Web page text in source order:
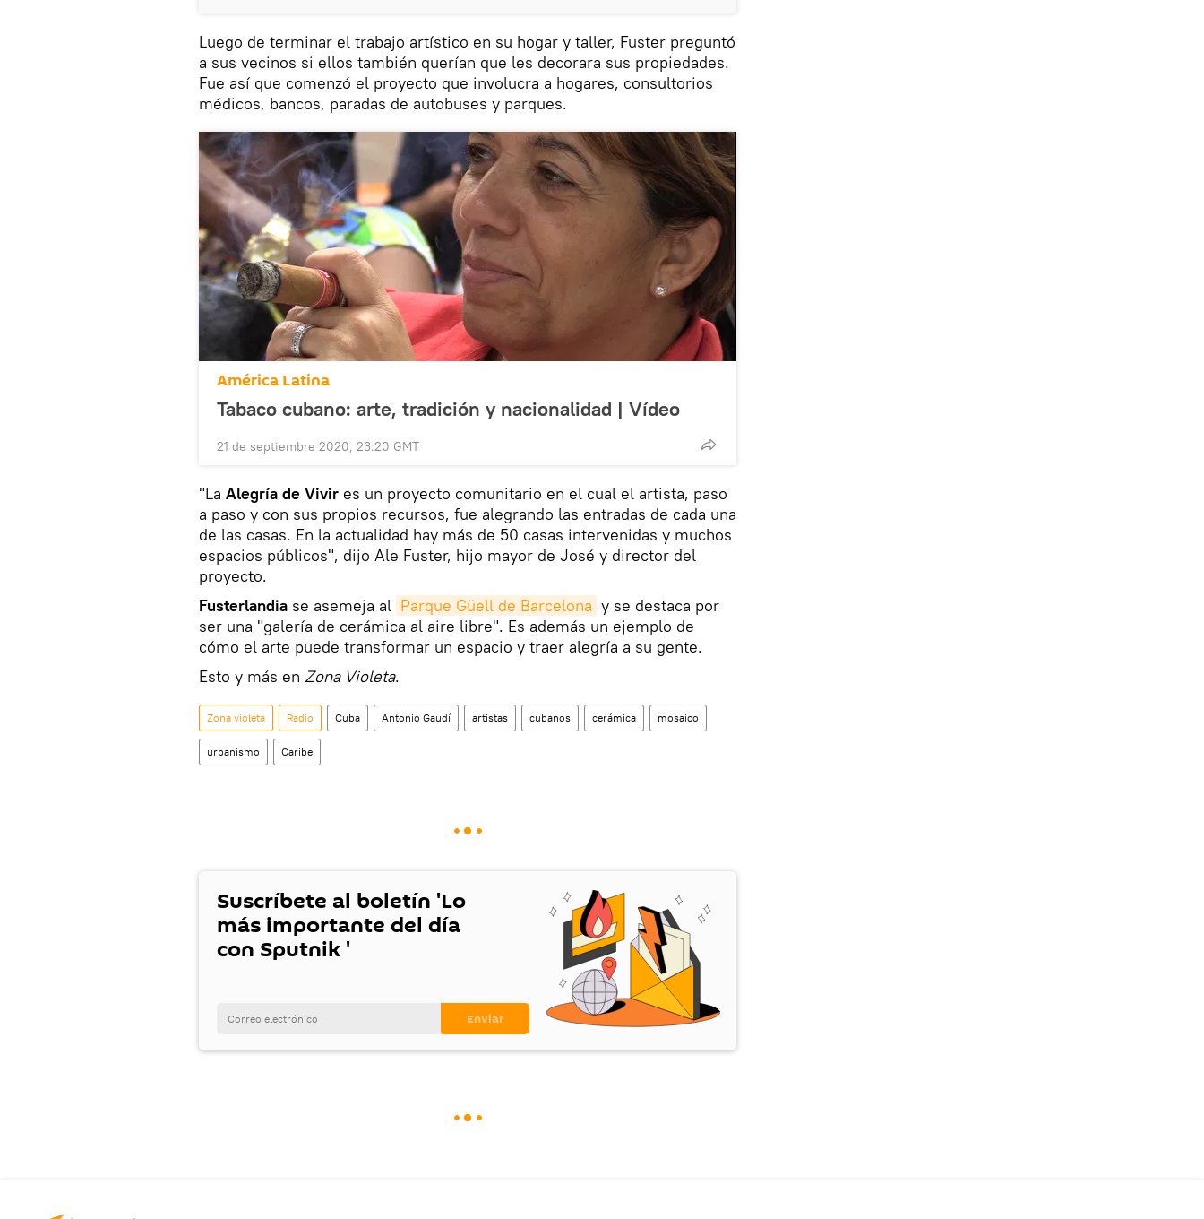
Luego de terminar el trabajo artístico en su hogar y taller, Fuster preguntó
a sus vecinos si ellos también querían que les decorara sus propiedades.
Fue así que comenzó el proyecto que involucra a hogares, consultorios
médicos, bancos, paradas de autobuses y parques.
América Latina
Tabaco cubano: arte, tradición y nacionalidad | Vídeo
21 de septiembre 2020, 23:20 GMT
"La Alegría de Vivir es un proyecto comunitario en el cual el artista, paso
a paso y con sus propios recursos, fue alegrando las entradas de cada una
de las casas. En la actualidad hay más de 50 casas intervenidas y muchos
espacios públicos", dijo Ale Fuster, hijo mayor de José y director del
proyecto.
Fusterlandia se asemeja al Parque Güell de Barcelona y se destaca por
ser una "galería de cerámica al aire libre". Es además un ejemplo de
cómo el arte puede transformar un espacio y traer alegría a su gente.
Esto y más en Zona Violeta.
Zona violeta Radio Cuba Antonio Gaudí artistas cubanos cerámica mosaico
urbanismo Caribe
Suscríbete al boletín 'Lo
más importante del día
con Sputnik '